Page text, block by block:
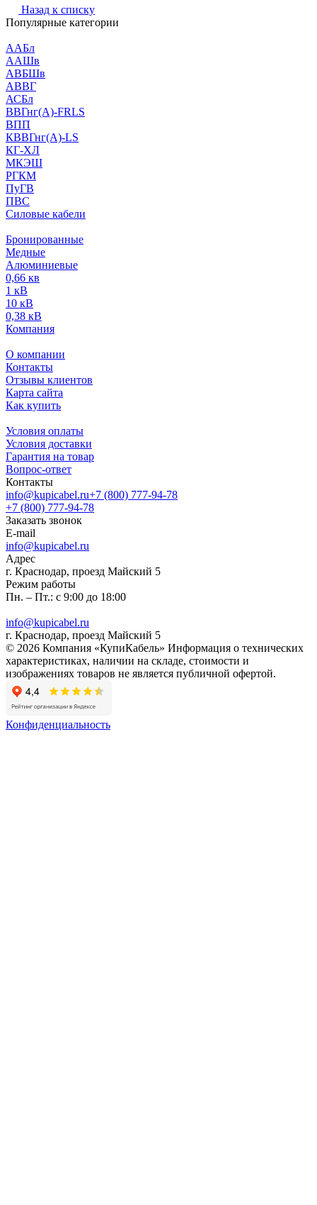
Назад к списку
Популярные категории
ААБл
ААШв
АВБШв
АВВГ
АСБл
ВВГнг(А)-FRLS
ВПП
КВВГнг(А)-LS
КГ-ХЛ
МКЭШ
РГКМ
ПуГВ
ПВС
Силовые кабели
Бронированные
Медные
Алюминиевые
0,66 кв
1 кВ
10 кВ
0,38 кВ
Компания
О компании
Контакты
Отзывы клиентов
Карта сайта
Как купить
Условия оплаты
Условия доставки
Гарантия на товар
Вопрос-ответ
Контакты
info@kupicabel.ru+7 (800) 777-94-78
+7 (800) 777-94-78
Заказать звонок
E-mail
info@kupicabel.ru
Адрес
г. Краснодар, проезд Майский 5
Режим работы
Пн. – Пт.: с 9:00 до 18:00
info@kupicabel.ru
г. Краснодар, проезд Майский 5
© 2026 Компания «КупиКабель» Информация о технических
характеристиках, наличии на складе, стоимости и
изображениях товаров не является публичной офертой.
Конфиденциальность